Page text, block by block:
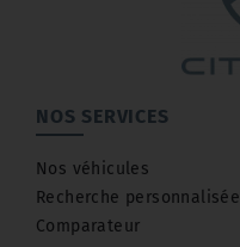
NOS SERVICES
Nos véhicules
Recherche personnalisée
Comparateur